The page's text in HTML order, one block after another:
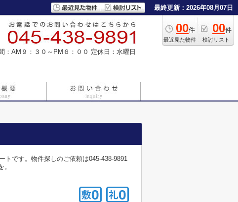
最終更新：2026年08月07日
00件
最近見た物件
00件
検討リスト
：AM９：３０～PM６：００ 定休日：水曜日
トです。物件探しのご依頼は045-438-9891